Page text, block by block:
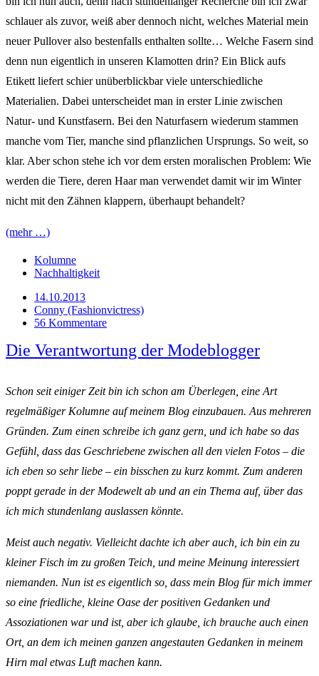
schlauer als zuvor, weiß aber dennoch nicht, welches Material mein
neuer Pullover also bestenfalls enthalten sollte… Welche Fasern sind
denn nun eigentlich in unseren Klamotten drin? Ein Blick aufs
Etikett liefert schier unüberblickbar viele unterschiedliche
Materialien. Dabei unterscheidet man in erster Linie zwischen
Natur- und Kunstfasern. Bei den Naturfasern wiederum stammen
manche vom Tier, manche sind pflanzlichen Ursprungs. So weit, so
klar. Aber schon stehe ich vor dem ersten moralischen Problem: Wie
werden die Tiere, deren Haar man verwendet damit wir im Winter
nicht mit den Zähnen klappern, überhaupt behandelt?
(mehr …)
Kolumne
Nachhaltigkeit
14.10.2013
Conny (Fashionvictress)
56 Kommentare
Die Verantwortung der Modeblogger
Schon seit einiger Zeit bin ich schon am Überlegen, eine Art
regelmäßiger Kolumne auf meinem Blog einzubauen. Aus mehreren
Gründen. Zum einen schreibe ich ganz gern, und ich habe so das
Gefühl, dass das Geschriebene zwischen all den vielen Fotos – die
ich eben so sehr liebe – ein bisschen zu kurz kommt. Zum anderen
poppt gerade in der Modewelt ab und an ein Thema auf, über das
ich mich stundenlang auslassen könnte.
Meist auch negativ. Vielleicht dachte ich aber auch, ich bin ein zu
kleiner Fisch im zu großen Teich, und meine Meinung interessiert
niemanden. Nun ist es eigentlich so, dass mein Blog für mich immer
so eine friedliche, kleine Oase der positiven Gedanken und
Assoziationen war und ist, aber ich glaube, ich brauche auch einen
Ort, an dem ich meinen ganzen angestauten Gedanken in meinem
Hirn mal etwas Luft machen kann.